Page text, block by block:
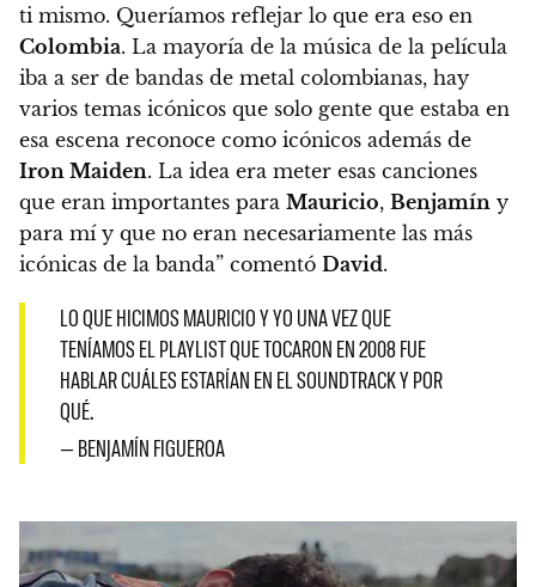
ti mismo. Queríamos reflejar lo que era eso en
Colombia. La mayoría de la música de la película
iba a ser de bandas de metal colombianas, hay
varios temas icónicos que solo gente que estaba en
esa escena reconoce como icónicos además de
Iron Maiden. La idea era meter esas canciones
que eran importantes para Mauricio, Benjamín y
para mí y que no eran necesariamente las más
icónicas de la banda” comentó David.
LO QUE HICIMOS MAURICIO Y YO UNA VEZ QUE
TENÍAMOS EL PLAYLIST QUE TOCARON EN 2008 FUE
HABLAR CUÁLES ESTARÍAN EN EL SOUNDTRACK Y POR
QUÉ.
— BENJAMÍN FIGUEROA